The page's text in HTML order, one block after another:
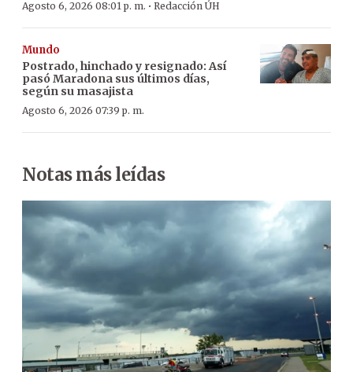
Agosto 6, 2026 08:01 p. m. · Redacción ÚH
Mundo
Postrado, hinchado y resignado: Así
pasó Maradona sus últimos días,
según su masajista
Agosto 6, 2026 07:39 p. m.
Notas más leídas